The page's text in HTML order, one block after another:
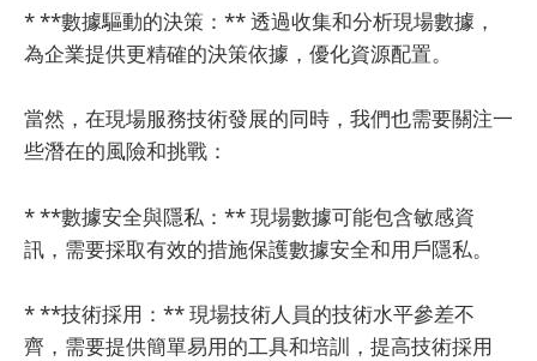
* **數據驅動的決策：** 透過收集和分析現場數據，
為企業提供更精確的決策依據，優化資源配置。
當然，在現場服務技術發展的同時，我們也需要關注一
些潛在的風險和挑戰：
* **數據安全與隱私：** 現場數據可能包含敏感資
訊，需要採取有效的措施保護數據安全和用戶隱私。
* **技術採用：** 現場技術人員的技術水平參差不
齊，需要提供簡單易用的工具和培訓，提高技術採用